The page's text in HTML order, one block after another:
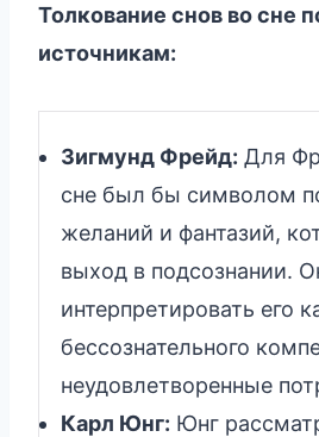
Толкование снов во сне
источникам:
Зигмунд Фрейд: Для
сне был бы символом
желаний и фантазий,
выход в подсознании.
интерпретировать его
бессознательного
неудовлетворенные
Карл Юнг: Юнг